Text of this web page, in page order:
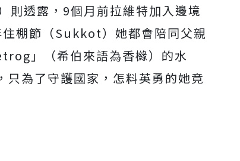
透露，9個月前拉維特加入邊境
棚節（Sukkot）她都會陪同父親
」（希伯來語為香櫞）的水
為了守護國家，怎料英勇的她竟